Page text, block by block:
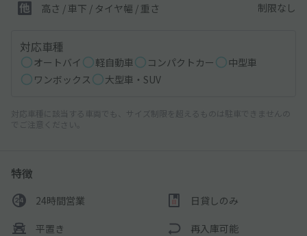
高さ / 車下 / タイヤ幅 / 重さ 制限なし
対応車種
オートバイ 軽自動車 コンパクトカー
中型車
ワンボックス
大型車・SUV
対応車種に該当する車両でも、サイズ制限を超えるものは駐車できませんの
でご注意ください。
特徴
24時間営業 日貸しのみ
平置き 再入庫可能